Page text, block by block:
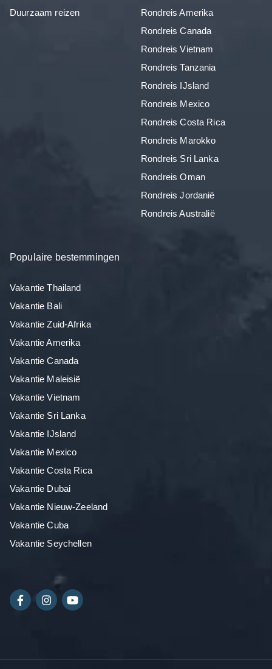
Duurzaam reizen
Rondreis Amerika
Rondreis Canada
Rondreis Vietnam
Rondreis Tanzania
Rondreis IJsland
Rondreis Mexico
Rondreis Costa Rica
Rondreis Marokko
Rondreis Sri Lanka
Rondreis Oman
Rondreis Jordanië
Rondreis Australië
Populaire bestemmingen
Vakantie Thailand
Vakantie Bali
Vakantie Zuid-Afrika
Vakantie Amerika
Vakantie Canada
Vakantie Maleisië
Vakantie Vietnam
Vakantie Sri Lanka
Vakantie IJsland
Vakantie Mexico
Vakantie Costa Rica
Vakantie Dubai
Vakantie Nieuw-Zeeland
Vakantie Cuba
Vakantie Seychellen